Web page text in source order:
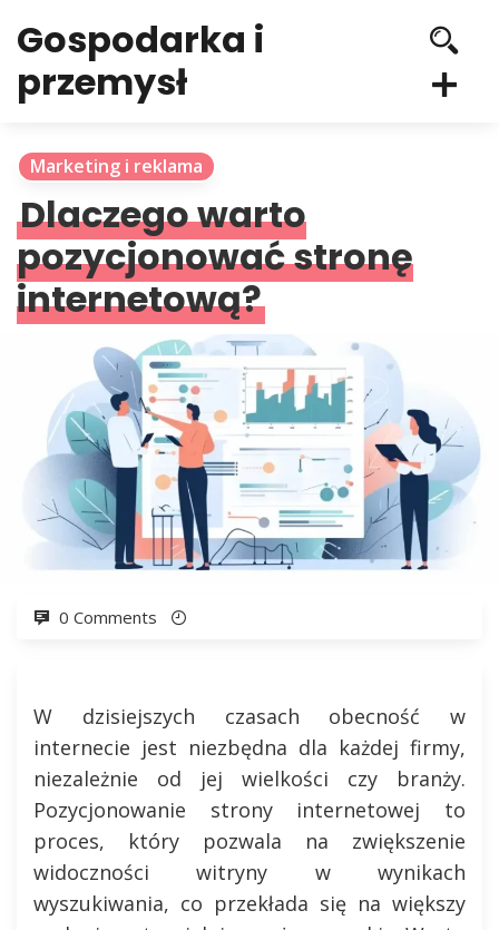
Gospodarka i
przemysł
Marketing i reklama
Dlaczego warto
pozycjonować stronę
internetową?
0 Comments
W dzisiejszych czasach obecność w
internecie jest niezbędna dla każdej firmy,
niezależnie od jej wielkości czy branży.
Pozycjonowanie strony internetowej to
proces, który pozwala na zwiększenie
widoczności witryny w wynikach
wyszukiwania, co przekłada się na większy